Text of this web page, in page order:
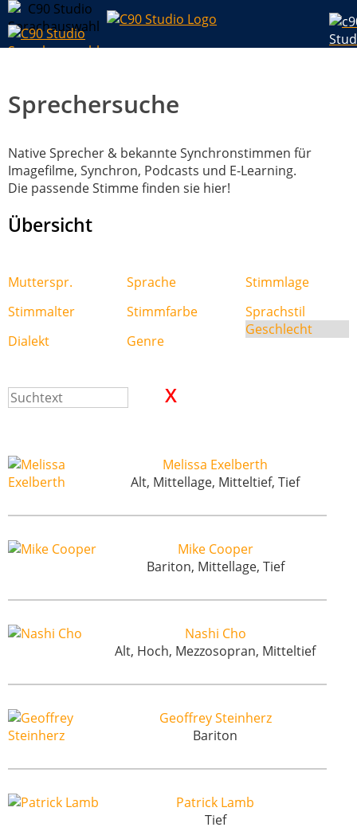
Sprechersuche
Native Sprecher & bekannte Synchronstimmen für
Imagefilme, Synchron, Podcasts und E-Learning.
Die passende Stimme finden sie hier!
Übersicht
Melissa Exelberth
Alt, Mittellage, Mitteltief, Tief
Mike Cooper
Bariton, Mittellage, Tief
Nashi Cho
Alt, Hoch, Mezzosopran, Mitteltief
Geoffrey Steinherz
Bariton
Patrick Lamb
Tief